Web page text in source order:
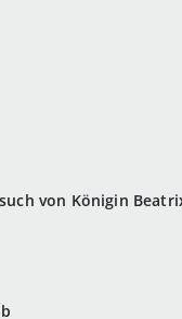
von Königin